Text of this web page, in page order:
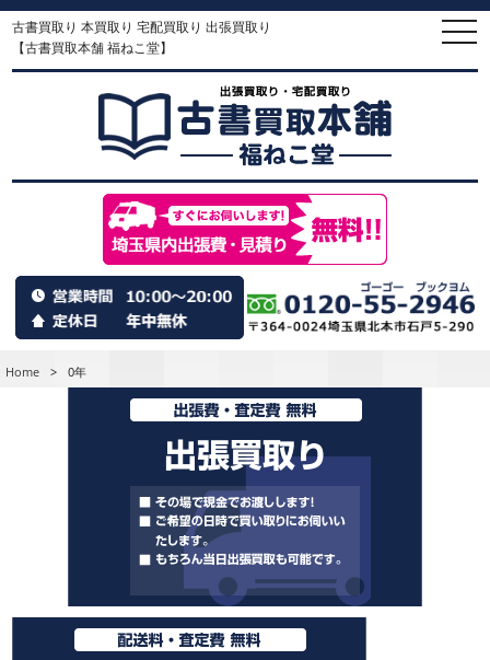
古書買取り 本買取り 宅配買取り 出張買取り
【古書買取本舗 福ねこ堂】
Home > 0年